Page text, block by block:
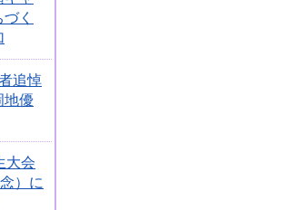
く
追悼
地優
大会
）に